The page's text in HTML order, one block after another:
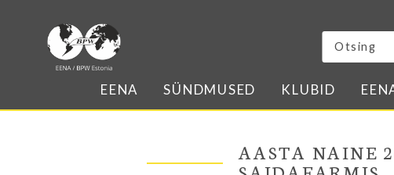
EENA SÜNDMUSED KLUBID
AASTA NAINE